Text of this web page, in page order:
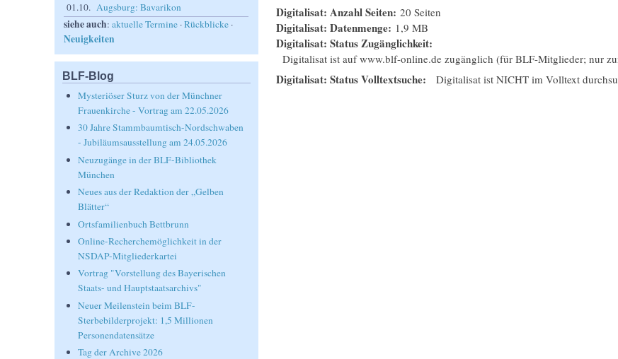
Digitalisat: Anzahl Seiten: 20 Seiten
Digitalisat: Datenmenge: 1,9 MB
Digitalisat: Status Zugänglichkeit:
Digitalisat ist auf www.blf-online.de zugänglich (für BLF-Mitglieder; nur
Digitalisat: Status Volltextsuche: Digitalisat ist NICHT im Volltext
01.10. Augsburg: Bavarikon
siehe auch:aktuelle Termine ·Rückblicke ·
Neuigkeiten
BLF-Blog
Mysteriöser Sturz von der Münchner
Frauenkirche - Vortrag am 22.05.2026
30 Jahre Stammbaumtisch-Nordschwaben
- Jubiläumsausstellung am 24.05.2026
Neuzugänge in der BLF-Bibliothek
München
Neues aus der Redaktion der „Gelben
Blätter“
Ortsfamilienbuch Bettbrunn
Online-Recherchemöglichkeit in der
NSDAP-Mitgliederkartei
Vortrag "Vorstellung des Bayerischen
Staats- und Hauptstaatsarchivs"
Neuer Meilenstein beim BLF-
Sterbebilderprojekt: 1,5 Millionen
Personendatensätze
Tag der Archive 2026